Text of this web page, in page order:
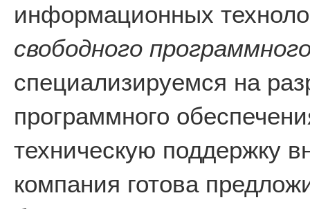
информационных
свободного
специализируемся на
программного
техническую поддержку
компания готова